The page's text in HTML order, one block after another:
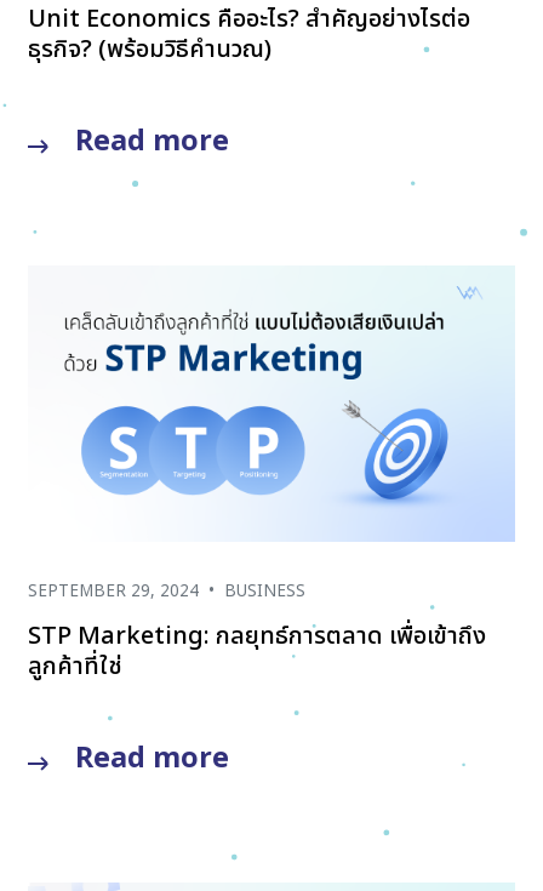
Unit Economics คืออะไร? สำคัญอย่างไรต่อ
ธุรกิจ? (พร้อมวิธีคำนวณ)
Read more
SEPTEMBER 29, 2024 • BUSINESS
STP Marketing: กลยุทธ์การตลาด เพื่อเข้าถึง
ลูกค้าที่ใช่
Read more